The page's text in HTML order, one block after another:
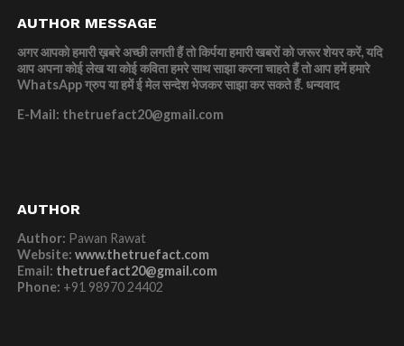
AUTHOR MESSAGE
अगर आपको हमारी ख़बरे अच्छी लगती हैं तो किर्पया हमारी खबरों को जरूर शेयर करें, यदि
आप अपना कोई लेख या कोई कविता हमरे साथ साझा करना चाहते हैं तो आप हमें हमारे
WhatsApp ग्रुप या हमें ई मेल सन्देश भेजकर साझा कर सकते हैं.धन्यवाद
E-Mail: thetruefact20@gmail.com
AUTHOR
Author: Pawan Rawat
Website: www.thetruefact.com
Email: thetruefact20@gmail.com
Phone: +91 98970 24402